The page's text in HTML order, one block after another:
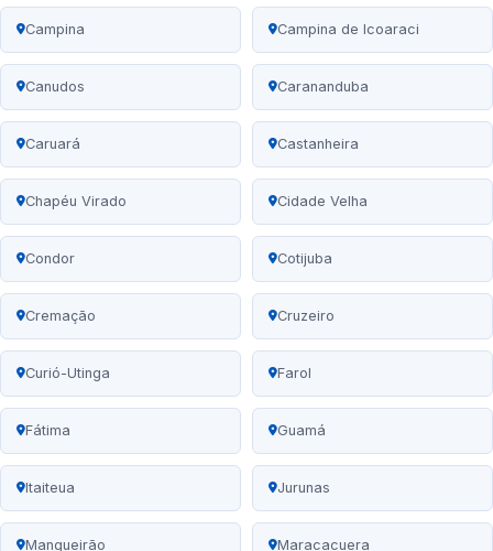
Campina Campina de Icoaraci
Canudos Carananduba
Caruará Castanheira
Chapéu Virado Cidade Velha
Condor Cotijuba
Cremação Cruzeiro
Curió-Utinga Farol
Fátima Guamá
Itaiteua Jurunas
Mangueirão Maracacuera